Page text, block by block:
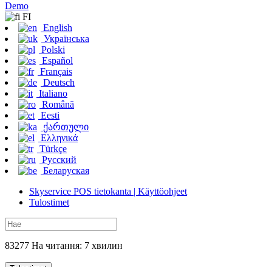
Demo
FI
English
Українська
Polski
Español
Français
Deutsch
Italiano
Română
Eesti
ქართული
Ελληνικά
Türkçe
Русский
Беларуская
Skyservice POS tietokanta | Käyttöohjeet
Tulostimet
83277 На читання: 7 хвилин